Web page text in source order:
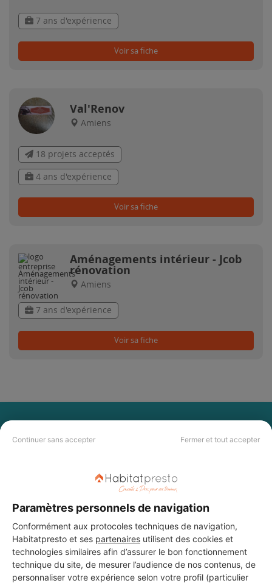
Continuer sans accepter Fermer et tout accepter
Paramètres personnels de navigation
Conformément aux protocoles techniques de navigation,
Habitatpresto et ses partenaires utilisent des cookies et
technologies similaires afin d’assurer le bon fonctionnement
technique du site, de mesurer l’audience de nos contenus, de
personnaliser votre expérience selon votre profil (particulier
7 ans d'expérience
Voir sa fiche
Val'Renov
Amiens
18 projets acceptés
4 ans d'expérience
Voir sa fiche
Aménagements intérieur - Jcob
rénovation
Amiens
7 ans d'expérience
Voir sa fiche
PAS LE TEMPS DE
CHERCHER ?
Vous souhaitez réaliser des travaux et ne savez quel professionnel
choisir ? Demandez des devis travaux
auprès de notre réseau de 5 000
professionnels partout en France.